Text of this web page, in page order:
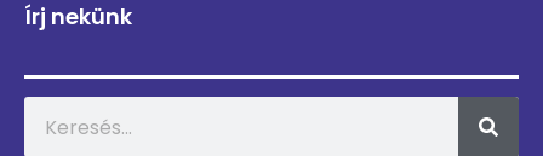
Írj nekünk